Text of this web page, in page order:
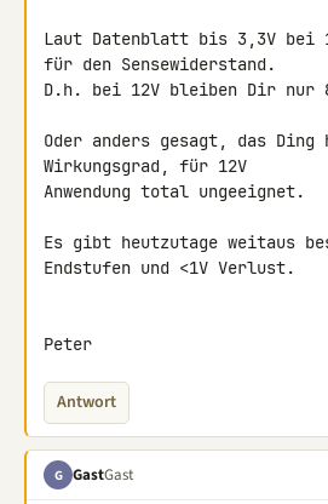
Laut Datenblatt bis 3,3V bei
für den Sensewiderstand.
D.h. bei 12V bleiben Dir nur
Oder anders gesagt, das Ding
Wirkungsgrad, für 12V
Anwendung total ungeeignet.
Es gibt heutzutage weitaus
Endstufen und <1V Verlust.
Peter
Antwort
G GastGast